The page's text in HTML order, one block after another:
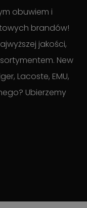
obuwiem i
brandów!
jakości,
New
Lacoste, EMU,
Ubierzemy